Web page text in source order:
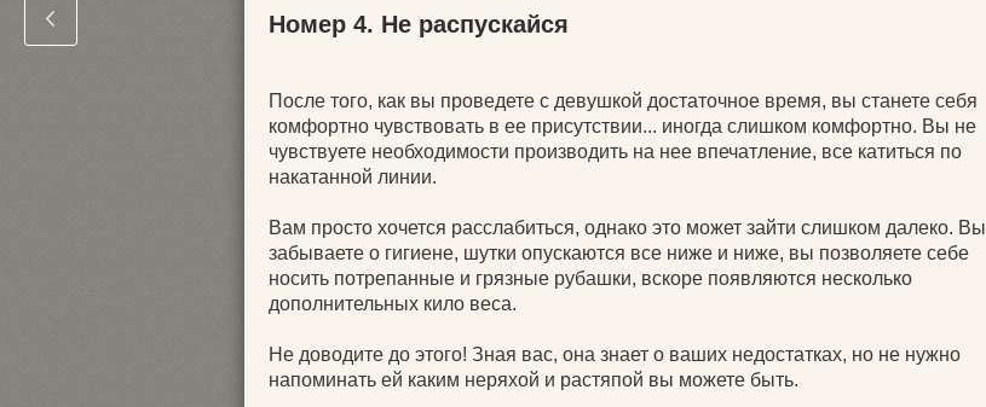
Номер 4. Не распускайся
После того, как вы проведете с девушкой достаточное время, вы станете себя
комфортно чувствовать в ее присутствии... иногда слишком комфортно. Вы не
чувствуете необходимости производить на нее впечатление, все катиться по
накатанной линии.
Вам просто хочется расслабиться, однако это может зайти слишком далеко. Вы
забываете о гигиене, шутки опускаются все ниже и ниже, вы позволяете себе
носить потрепанные и грязные рубашки, вскоре появляются несколько
дополнительных кило веса.
Не доводите до этого! Зная вас, она знает о ваших недостатках, но не нужно
напоминать ей каким неряхой и растяпой вы можете быть.